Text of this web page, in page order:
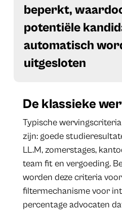
beperkt,
potentiële
automatisch
uitgesloten
De klassieke
Typische
zijn: goede
LL.M, zomerstages,
team fit en vergoeding.
worden deze criteria
filtermechanisme voor
percentage advocaten